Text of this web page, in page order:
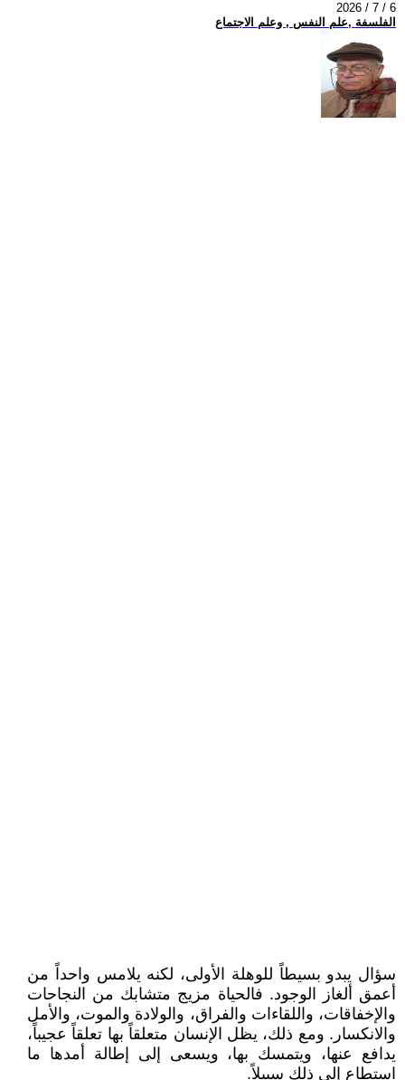
2026 / 7 / 6
الفلسفة ,علم النفس , وعلم الاجتماع
سؤال يبدو بسيطاً للوهلة الأولى، لكنه يلامس واحداً من
أعمق ألغاز الوجود. فالحياة مزيج متشابك من النجاحات
والإخفاقات، واللقاءات والفراق، والولادة والموت، والأمل
والانكسار. ومع ذلك، يظل الإنسان متعلقاً بها تعلقاً عجيباً،
يدافع عنها، ويتمسك بها، ويسعى إلى إطالة أمدها ما
استطاع إلى ذلك سبيلاً.